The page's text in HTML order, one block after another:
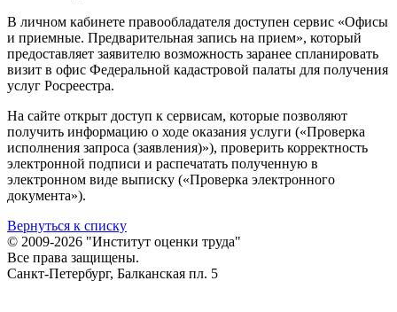
В личном кабинете правообладателя доступен сервис «Офисы
и приемные. Предварительная запись на прием», который
предоставляет заявителю возможность заранее спланировать
визит в офис Федеральной кадастровой палаты для получения
услуг Росреестра.
На сайте открыт доступ к сервисам, которые позволяют
получить информацию о ходе оказания услуги («Проверка
исполнения запроса (заявления)»), проверить корректность
электронной подписи и распечатать полученную в
электронном виде выписку («Проверка электронного
документа»).
Вернуться к списку
© 2009-2026 "Институт оценки труда"
Все права защищены.
Санкт-Петербург, Балканская пл. 5